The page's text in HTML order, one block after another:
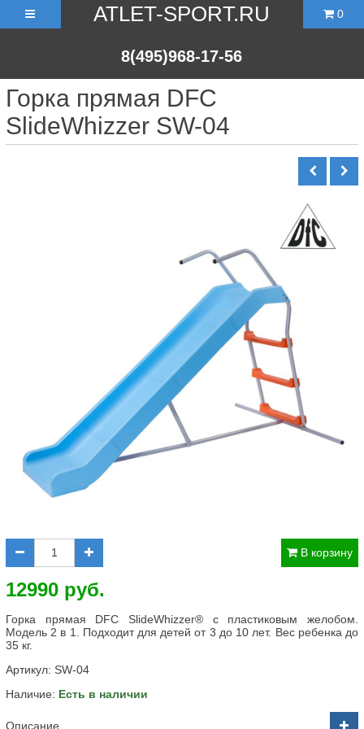
ATLET-SPORT.RU
8(495)968-17-56
0
Горка прямая DFC
SlideWhizzer SW-04
В корзину
12990 руб.
Горка прямая DFC SlideWhizzer® с пластиковым желобом.
Модель 2 в 1. Подходит для детей от 3 до 10 лет. Вес ребенка до
35 кг.
Артикул: SW-04
Наличие: Есть в наличии
Описание